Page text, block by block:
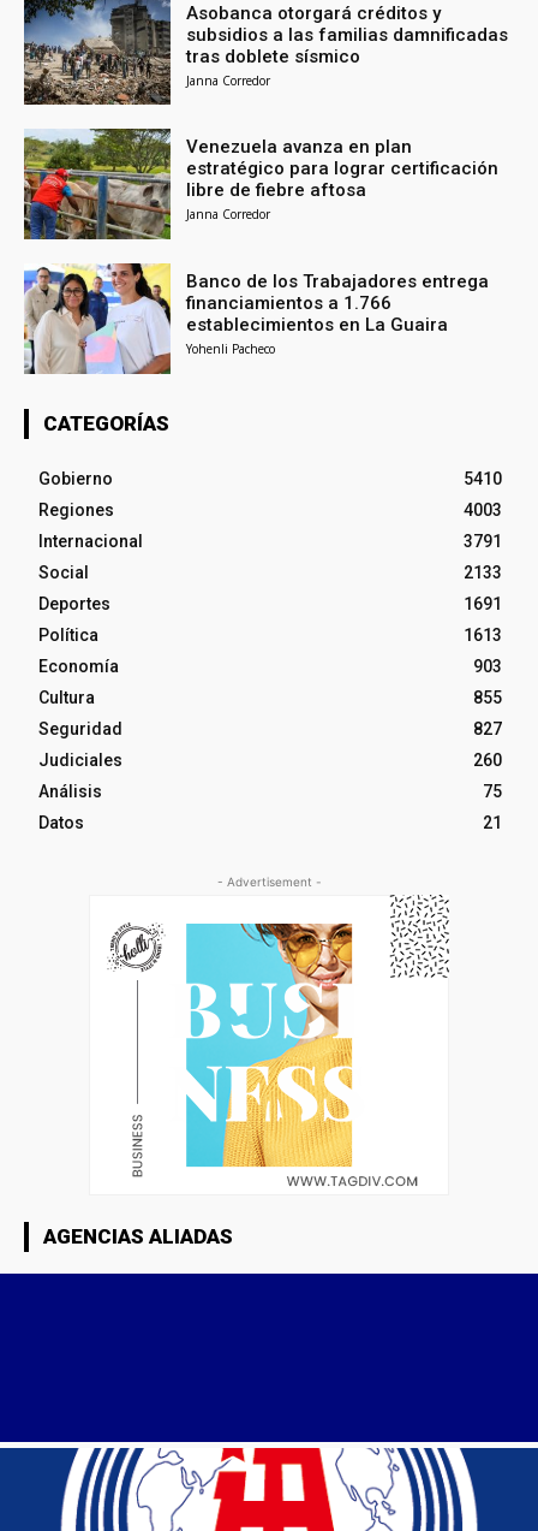
Asobanca otorgará créditos y
subsidios a las familias damnificadas
tras doblete sísmico
Janna Corredor
Venezuela avanza en plan
estratégico para lograr certificación
libre de fiebre aftosa
Janna Corredor
Banco de los Trabajadores entrega
financiamientos a 1.766
establecimientos en La Guaira
Yohenli Pacheco
CATEGORÍAS
Gobierno
5410
Regiones
4003
Internacional
3791
Social
2133
Deportes
1691
Política
1613
Economía
903
Cultura
855
Seguridad
827
Judiciales
260
Análisis
75
Datos
21
- Advertisement -
AGENCIAS ALIADAS